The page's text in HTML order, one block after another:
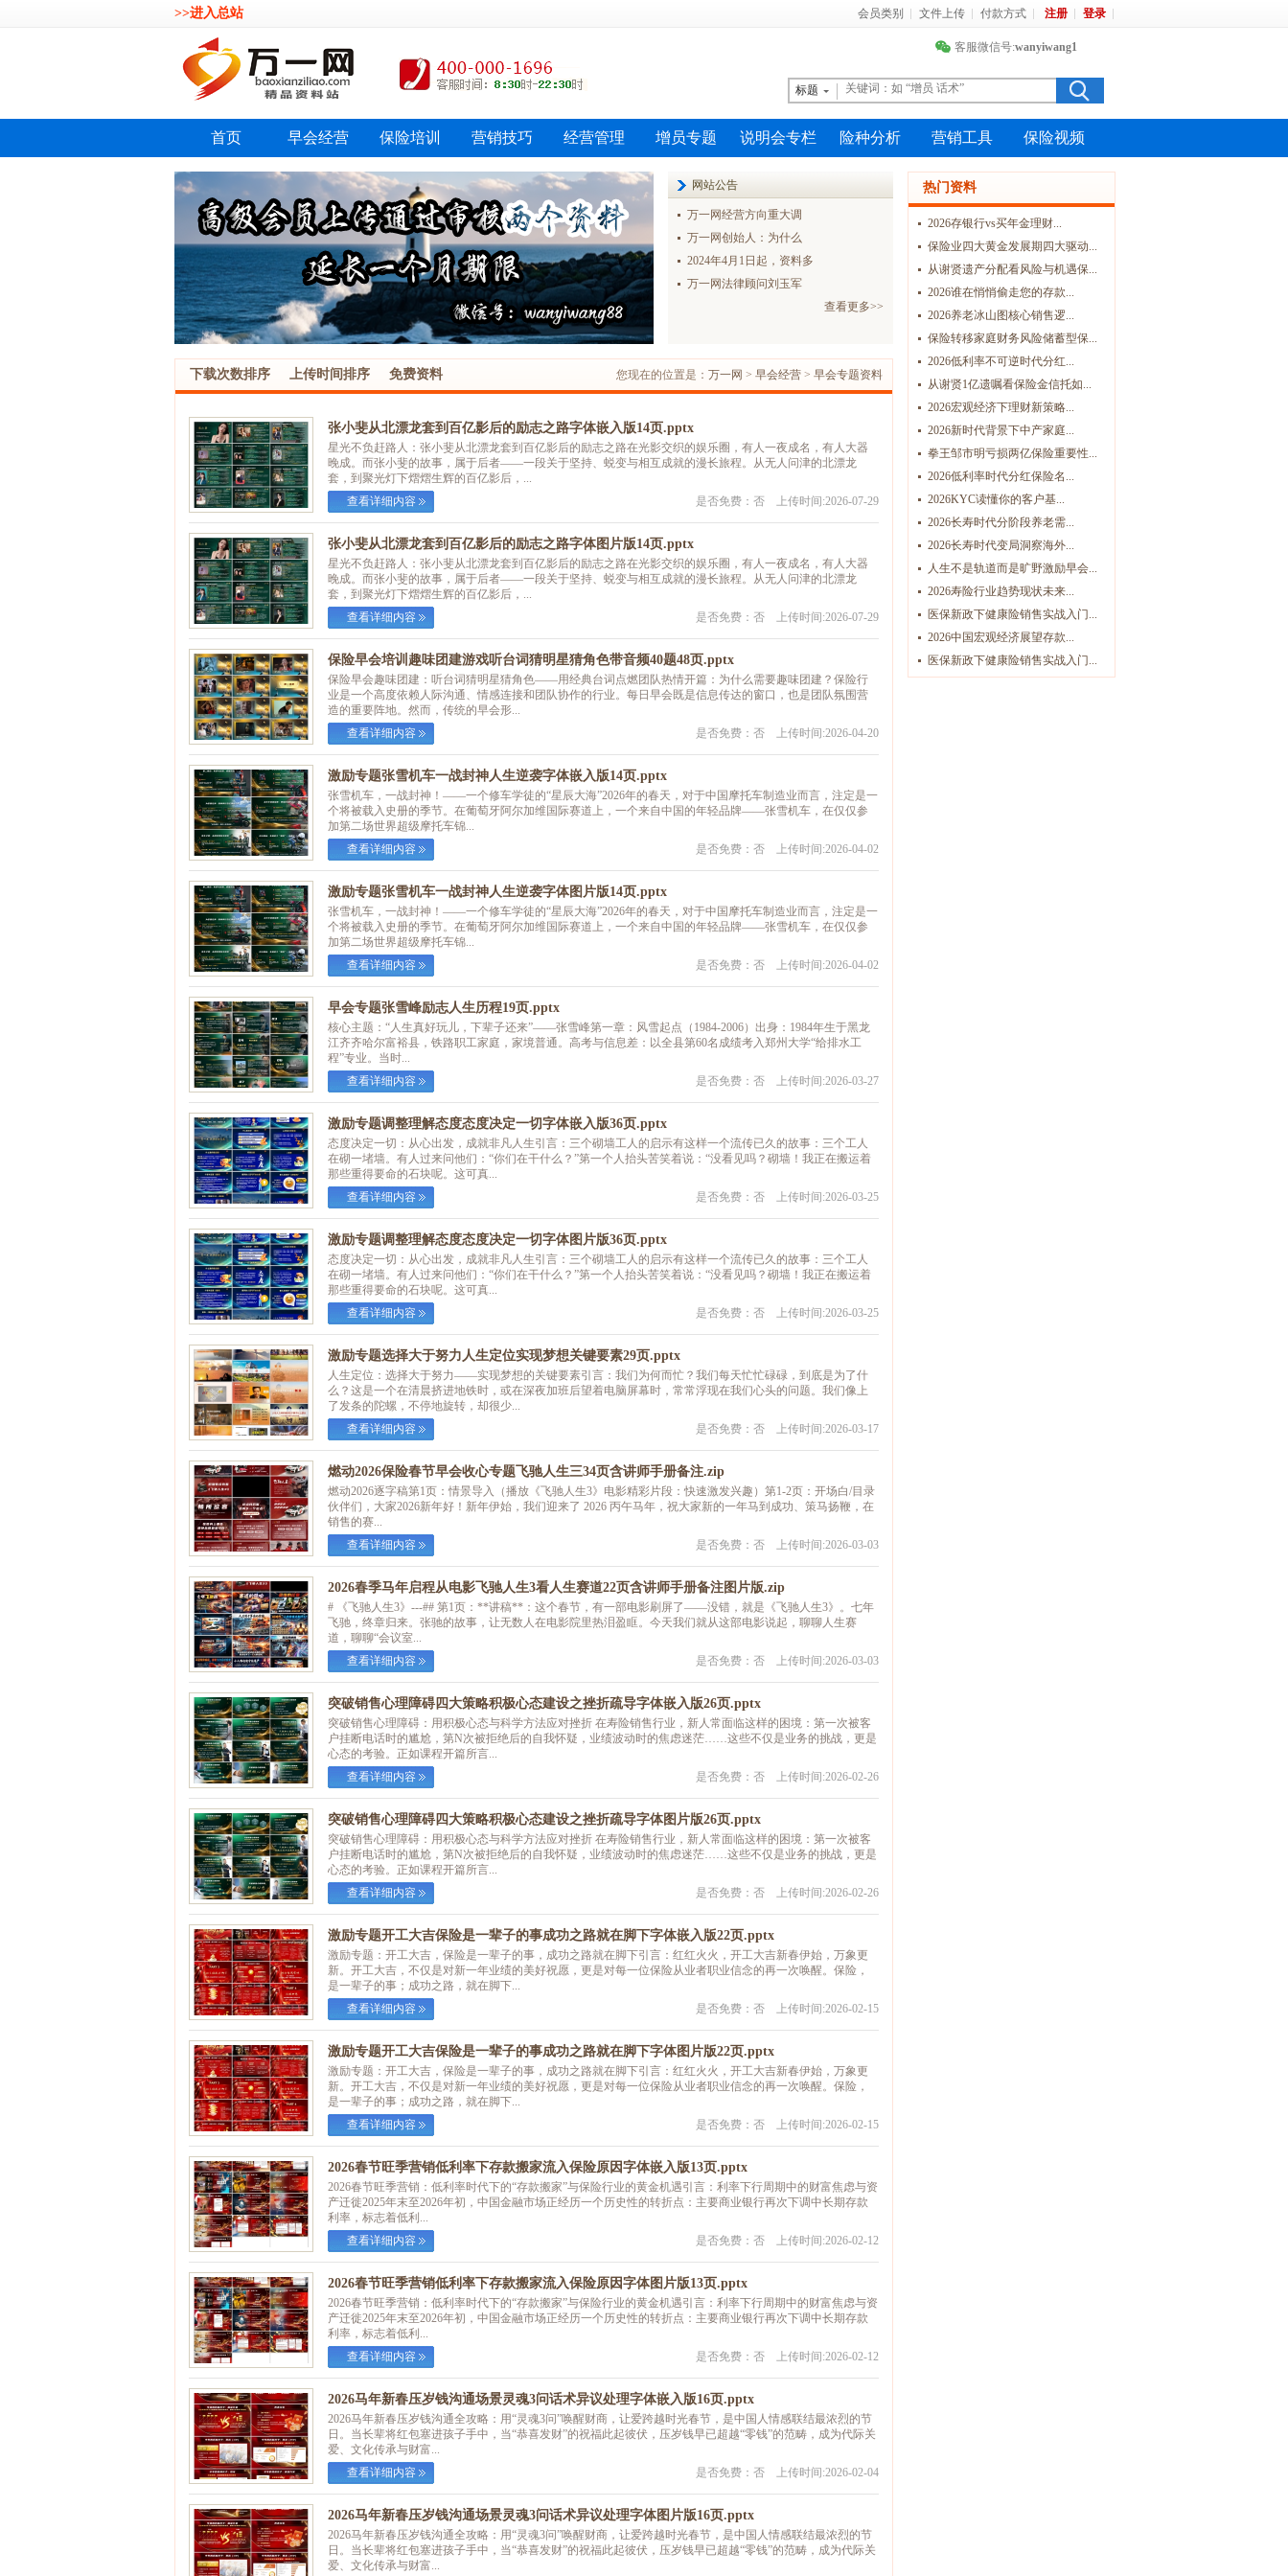
>>进入总站 会员类别 文件上传 付款方式 注册 登录
客服微信号:wanyiwang1
标题
首页 早会经营 保险培训 营销技巧 经营管理 增员专题 说明会专栏 险种分析 营销工具 保险视频
网站公告
万一网经营方向重大调
万一网创始人：为什么
2024年4月1日起，资料多
万一网法律顾问刘玉军
查看更多>>
下载次数排序 上传时间排序 免费资料 您现在的位置是： 万一网 > 早会经营 > 早会专题资料
张小斐从北漂龙套到百亿影后的励志之路字体嵌入版14页.pptx
星光不负赶路人：张小斐从北漂龙套到百亿影后的励志之路在光影交织的娱乐圈，有人一夜成名，有人大器
晚成。而张小斐的故事，属于后者——一段关于坚持、蜕变与相互成就的漫长旅程。从无人问津的北漂龙
套，到聚光灯下熠熠生辉的百亿影后，...
查看详细内容
是否免费：否 上传时间:2026-07-29
张小斐从北漂龙套到百亿影后的励志之路字体图片版14页.pptx
星光不负赶路人：张小斐从北漂龙套到百亿影后的励志之路在光影交织的娱乐圈，有人一夜成名，有人大器
晚成。而张小斐的故事，属于后者——一段关于坚持、蜕变与相互成就的漫长旅程。从无人问津的北漂龙
套，到聚光灯下熠熠生辉的百亿影后，...
查看详细内容
是否免费：否 上传时间:2026-07-29
保险早会培训趣味团建游戏听台词猜明星猜角色带音频40题48页.pptx
保险早会趣味团建：听台词猜明星猜角色——用经典台词点燃团队热情开篇：为什么需要趣味团建？保险行
业是一个高度依赖人际沟通、情感连接和团队协作的行业。每日早会既是信息传达的窗口，也是团队氛围营
造的重要阵地。然而，传统的早会形...
查看详细内容
是否免费：否 上传时间:2026-04-20
激励专题张雪机车一战封神人生逆袭字体嵌入版14页.pptx
张雪机车，一战封神！——一个修车学徒的“星辰大海”2026年的春天，对于中国摩托车制造业而言，注定是一
个将被载入史册的季节。在葡萄牙阿尔加维国际赛道上，一个来自中国的年轻品牌——张雪机车，在仅仅参
加第二场世界超级摩托车锦...
查看详细内容
是否免费：否 上传时间:2026-04-02
激励专题张雪机车一战封神人生逆袭字体图片版14页.pptx
张雪机车，一战封神！——一个修车学徒的“星辰大海”2026年的春天，对于中国摩托车制造业而言，注定是一
个将被载入史册的季节。在葡萄牙阿尔加维国际赛道上，一个来自中国的年轻品牌——张雪机车，在仅仅参
加第二场世界超级摩托车锦...
查看详细内容
是否免费：否 上传时间:2026-04-02
早会专题张雪峰励志人生历程19页.pptx
核心主题：“人生真好玩儿，下辈子还来”——张雪峰第一章：风雪起点（1984-2006）出身：1984年生于黑龙
江齐齐哈尔富裕县，铁路职工家庭，家境普通。高考与信息差：以全县第60名成绩考入郑州大学“给排水工
程”专业。当时...
查看详细内容
是否免费：否 上传时间:2026-03-27
激励专题调整理解态度态度决定一切字体嵌入版36页.pptx
态度决定一切：从心出发，成就非凡人生引言：三个砌墙工人的启示有这样一个流传已久的故事：三个工人
在砌一堵墙。有人过来问他们：“你们在干什么？”第一个人抬头苦笑着说：“没看见吗？砌墙！我正在搬运着
那些重得要命的石块呢。这可真...
查看详细内容
是否免费：否 上传时间:2026-03-25
激励专题调整理解态度态度决定一切字体图片版36页.pptx
态度决定一切：从心出发，成就非凡人生引言：三个砌墙工人的启示有这样一个流传已久的故事：三个工人
在砌一堵墙。有人过来问他们：“你们在干什么？”第一个人抬头苦笑着说：“没看见吗？砌墙！我正在搬运着
那些重得要命的石块呢。这可真...
查看详细内容
是否免费：否 上传时间:2026-03-25
激励专题选择大于努力人生定位实现梦想关键要素29页.pptx
人生定位：选择大于努力——实现梦想的关键要素引言：我们为何而忙？我们每天忙忙碌碌，到底是为了什
么？这是一个在清晨挤进地铁时，或在深夜加班后望着电脑屏幕时，常常浮现在我们心头的问题。我们像上
了发条的陀螺，不停地旋转，却很少...
查看详细内容
是否免费：否 上传时间:2026-03-17
燃动2026保险春节早会收心专题飞驰人生三34页含讲师手册备注.zip
燃动2026逐字稿第1页：情景导入（播放《飞驰人生3》电影精彩片段：快速激发兴趣）第1-2页：开场白/目录
伙伴们，大家2026新年好！新年伊始，我们迎来了 2026 丙午马年，祝大家新的一年马到成功、策马扬鞭，在
销售的赛...
查看详细内容
是否免费：否 上传时间:2026-03-03
2026春季马年启程从电影飞驰人生3看人生赛道22页含讲师手册备注图片版.zip
# 《飞驰人生3》---## 第1页：**讲稿**：这个春节，有一部电影刷屏了——没错，就是《飞驰人生3》。七年
飞驰，终章归来。张驰的故事，让无数人在电影院里热泪盈眶。今天我们就从这部电影说起，聊聊人生赛
道，聊聊“会议室...
查看详细内容
是否免费：否 上传时间:2026-03-03
突破销售心理障碍四大策略积极心态建设之挫折疏导字体嵌入版26页.pptx
突破销售心理障碍：用积极心态与科学方法应对挫折 在寿险销售行业，新人常面临这样的困境：第一次被客
户挂断电话时的尴尬，第N次被拒绝后的自我怀疑，业绩波动时的焦虑迷茫……这些不仅是业务的挑战，更是
心态的考验。正如课程开篇所言...
查看详细内容
是否免费：否 上传时间:2026-02-26
突破销售心理障碍四大策略积极心态建设之挫折疏导字体图片版26页.pptx
突破销售心理障碍：用积极心态与科学方法应对挫折 在寿险销售行业，新人常面临这样的困境：第一次被客
户挂断电话时的尴尬，第N次被拒绝后的自我怀疑，业绩波动时的焦虑迷茫……这些不仅是业务的挑战，更是
心态的考验。正如课程开篇所言...
查看详细内容
是否免费：否 上传时间:2026-02-26
激励专题开工大吉保险是一辈子的事成功之路就在脚下字体嵌入版22页.pptx
激励专题：开工大吉，保险是一辈子的事，成功之路就在脚下引言：红红火火，开工大吉新春伊始，万象更
新。开工大吉，不仅是对新一年业绩的美好祝愿，更是对每一位保险从业者职业信念的再一次唤醒。保险，
是一辈子的事；成功之路，就在脚下...
查看详细内容
是否免费：否 上传时间:2026-02-15
激励专题开工大吉保险是一辈子的事成功之路就在脚下字体图片版22页.pptx
激励专题：开工大吉，保险是一辈子的事，成功之路就在脚下引言：红红火火，开工大吉新春伊始，万象更
新。开工大吉，不仅是对新一年业绩的美好祝愿，更是对每一位保险从业者职业信念的再一次唤醒。保险，
是一辈子的事；成功之路，就在脚下...
查看详细内容
是否免费：否 上传时间:2026-02-15
2026春节旺季营销低利率下存款搬家流入保险原因字体嵌入版13页.pptx
2026春节旺季营销：低利率时代下的“存款搬家”与保险行业的黄金机遇引言：利率下行周期中的财富焦虑与资
产迁徙2025年末至2026年初，中国金融市场正经历一个历史性的转折点：主要商业银行再次下调中长期存款
利率，标志着低利...
查看详细内容
是否免费：否 上传时间:2026-02-12
2026春节旺季营销低利率下存款搬家流入保险原因字体图片版13页.pptx
2026春节旺季营销：低利率时代下的“存款搬家”与保险行业的黄金机遇引言：利率下行周期中的财富焦虑与资
产迁徙2025年末至2026年初，中国金融市场正经历一个历史性的转折点：主要商业银行再次下调中长期存款
利率，标志着低利...
查看详细内容
是否免费：否 上传时间:2026-02-12
2026马年新春压岁钱沟通场景灵魂3问话术异议处理字体嵌入版16页.pptx
2026马年新春压岁钱沟通全攻略：用“灵魂3问”唤醒财商，让爱跨越时光春节，是中国人情感联结最浓烈的节
日。当长辈将红包塞进孩子手中，当“恭喜发财”的祝福此起彼伏，压岁钱早已超越“零钱”的范畴，成为代际关
爱、文化传承与财富...
查看详细内容
是否免费：否 上传时间:2026-02-04
2026马年新春压岁钱沟通场景灵魂3问话术异议处理字体图片版16页.pptx
2026马年新春压岁钱沟通全攻略：用“灵魂3问”唤醒财商，让爱跨越时光春节，是中国人情感联结最浓烈的节
日。当长辈将红包塞进孩子手中，当“恭喜发财”的祝福此起彼伏，压岁钱早已超越“零钱”的范畴，成为代际关
爱、文化传承与财富...
热门资料
2026存银行vs买年金理财...
保险业四大黄金发展期四大驱动...
从谢贤遗产分配看风险与机遇保...
2026谁在悄悄偷走您的存款...
2026养老冰山图核心销售逻...
保险转移家庭财务风险储蓄型保...
2026低利率不可逆时代分红...
从谢贤1亿遗嘱看保险金信托如...
2026宏观经济下理财新策略...
2026新时代背景下中产家庭...
拳王邹市明亏损两亿保险重要性...
2026低利率时代分红保险名...
2026KYC读懂你的客户基...
2026长寿时代分阶段养老需...
2026长寿时代变局洞察海外...
人生不是轨道而是旷野激励早会...
2026寿险行业趋势现状未来...
医保新政下健康险销售实战入门...
2026中国宏观经济展望存款...
医保新政下健康险销售实战入门...